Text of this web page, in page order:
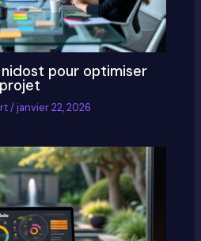
pour optimiser
/janvier 22, 2026